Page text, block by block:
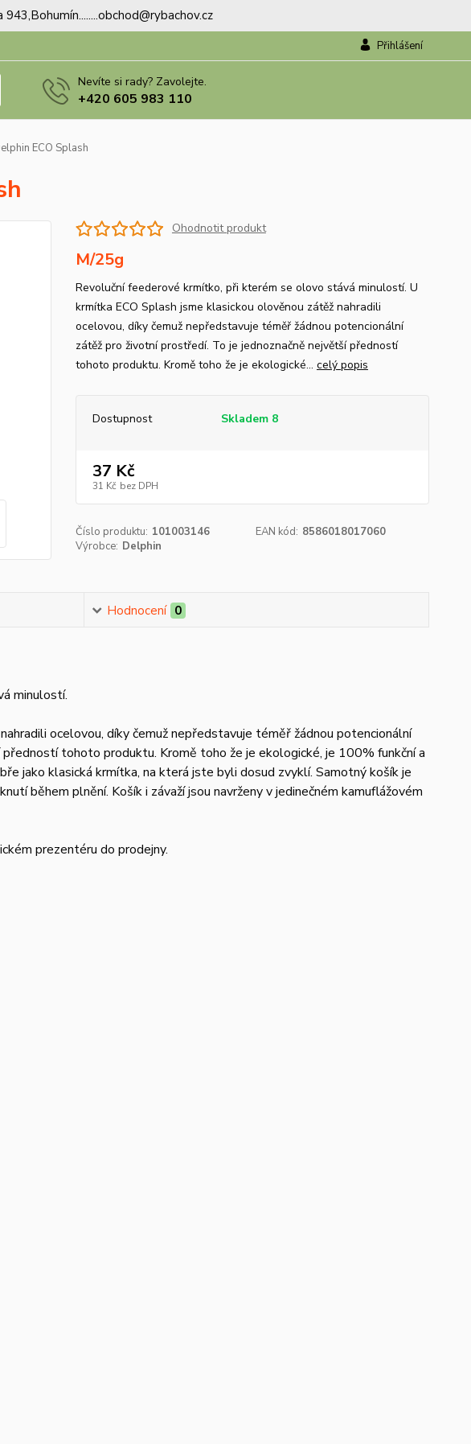
Přihlášení
Nevíte si rady? Zavolejte.
+420 605 983 110
ECO Splash
Ohodnotit produkt
M/25g
Revoluční feederové krmítko, při kterém se olovo stává minulostí. U
krmítka ECO Splash jsme klasickou olověnou zátěž nahradili
ocelovou, díky čemuž nepředstavuje téměř žádnou potencionální
zátěž pro životní prostředí. To je jednoznačně největší předností
tohoto produktu. Kromě toho že je ekologické... celý popis
Dostupnost Skladem 8
37 Kč
31 Kč bez DPH
Číslo produktu: 101003146 EAN kód: 8586018017060
Výrobce: Delphin
Hodnocení 0
minulostí.
ocelovou, díky čemuž nepředstavuje téměř žádnou potencionální
tohoto produktu. Kromě toho že je ekologické, je 100% funkční a
jako klasická krmítka, na která jste byli dosud zvyklí. Samotný košík je
během plnění. Košík i závaží jsou navrženy v jedinečném kamuflážovém
prezentéru do prodejny.